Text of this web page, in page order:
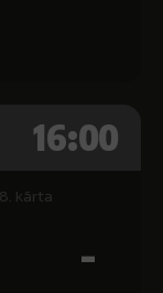
16:00
kārta
-